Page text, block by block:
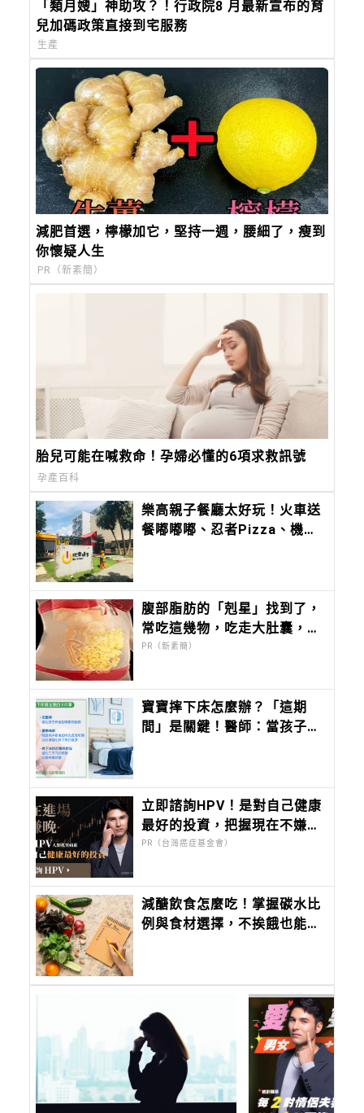
「類月嫂」神助攻？！行政院8 月最新宣布的育
兒加碼政策直接到宅服務
生產
減肥首選，檸檬加它，堅持一週，腰細了，瘦到
你懷疑人生
PR（新素簡）
胎兒可能在喊救命！孕婦必懂的6項求救訊號
孕產百科
樂高親子餐廳太好玩！火車送
餐嘟嘟嘟、忍者Pizza、機器
腹部脂肪的「剋星」找到了，
常吃這幾物，吃走大肚囊，瘦
出小蠻腰
PR（新素簡）
寶寶摔下床怎麼辦？「這期
間」是關鍵！醫師：當孩子出
立即諮詢HPV！是對自己健康
最好的投資，把握現在不嫌
晚！
PR（台灣癌症基金會）
減醣飲食怎麼吃！掌握碳水比
例與食材選擇，不挨餓也能